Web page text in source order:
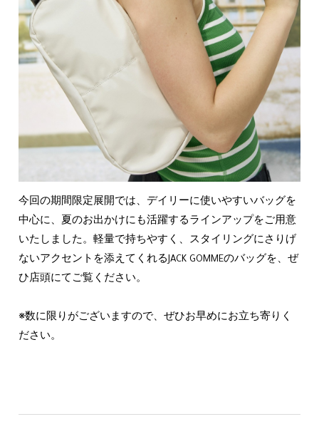
今回の期間限定展開では、デイリーに使いやすいバッグを
中心に、夏のお出かけにも活躍するラインアップをご用意
いたしました。軽量で持ちやすく、スタイリングにさりげ
ないアクセントを添えてくれるJACK GOMMEのバッグを、ぜ
ひ店頭にてご覧ください。
※数に限りがございますので、ぜひお早めにお立ち寄りく
ださい。